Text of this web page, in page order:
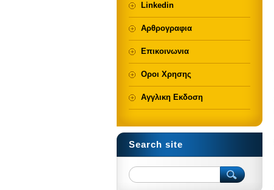
Linkedin
Αρθρογραφια
Επικοινωνια
Οροι Χρησης
Αγγλικη Εκδοση
Search site